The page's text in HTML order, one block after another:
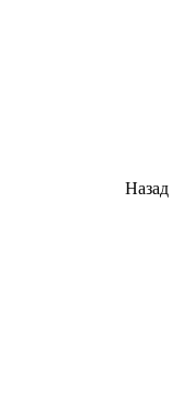
Назад